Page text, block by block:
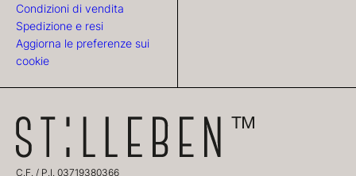
Condizioni di vendita
Spedizione e resi
Aggiorna le preferenze sui
cookie
C.F. / P.I. 03719380366